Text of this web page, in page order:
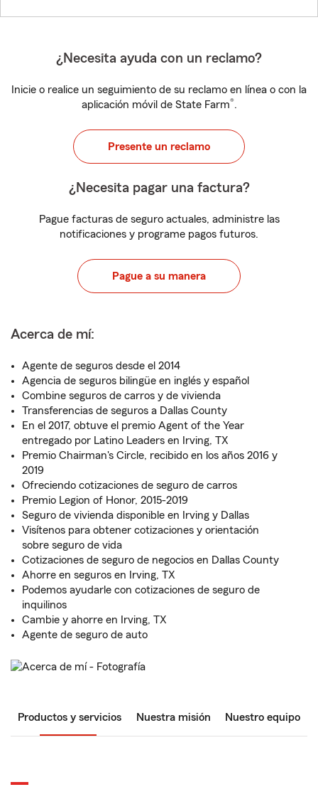
¿Necesita ayuda con un reclamo?
Inicie o realice un seguimiento de su reclamo en línea o con la
aplicación móvil de State Farm®.
Presente un reclamo
¿Necesita pagar una factura?
Pague facturas de seguro actuales, administre las
notificaciones y programe pagos futuros.
Pague a su manera
Acerca de mí:
Agente de seguros desde el 2014
Agencia de seguros bilingüe en inglés y español
Combine seguros de carros y de vivienda
Transferencias de seguros a Dallas County
En el 2017, obtuve el premio Agent of the Year
entregado por Latino Leaders en Irving, TX
Premio Chairman's Circle, recibido en los años 2016 y
2019
Ofreciendo cotizaciones de seguro de carros
Premio Legion of Honor, 2015-2019
Seguro de vivienda disponible en Irving y Dallas
Visítenos para obtener cotizaciones y orientación
sobre seguro de vida
Cotizaciones de seguro de negocios en Dallas County
Ahorre en seguros en Irving, TX
Podemos ayudarle con cotizaciones de seguro de
inquilinos
Cambie y ahorre en Irving, TX
Agente de seguro de auto
Productos y servicios Nuestra misión Nuestro equipo